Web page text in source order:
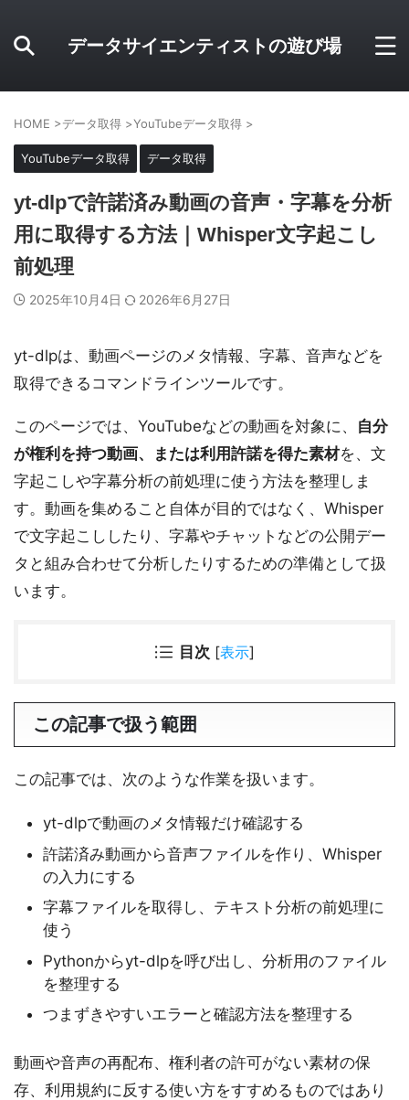
データサイエンティストの遊び場
HOME >データ取得 >YouTubeデータ取得 >
YouTubeデータ取得 データ取得
yt-dlpで許諾済み動画の音声・字幕を分析
用に取得する方法｜Whisper文字起こし
前処理
2025年10月4日 2026年6月27日
yt-dlpは、動画ページのメタ情報、字幕、音声などを
取得できるコマンドラインツールです。
このページでは、YouTubeなどの動画を対象に、 自分
が権利を持つ動画、または利用許諾を得た素材を、文
字起こしや字幕分析の前処理に使う方法を整理しま
す。動画を集めること自体が目的ではなく、Whisper
で文字起こししたり、字幕やチャットなどの公開デー
タと組み合わせて分析したりするための準備として扱
います。
目次 [表示]
この記事で扱う範囲
この記事では、次のような作業を扱います。
yt-dlpで動画のメタ情報だけ確認する
許諾済み動画から音声ファイルを作り、Whisper
の入力にする
字幕ファイルを取得し、テキスト分析の前処理に
使う
Pythonからyt-dlpを呼び出し、分析用のファイル
を整理する
つまずきやすいエラーと確認方法を整理する
動画や音声の再配布、権利者の許可がない素材の保
存、利用規約に反する使い方をすすめるものではあり